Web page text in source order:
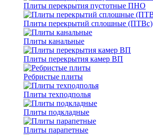
Плиты перекрытия пустотные ПНО
Плиты перекрытий сплошные (ПТВс)
Плиты канальные
Плиты перекрытия камер ВП
Ребристые плиты
Плиты техподполья
Плиты подкладные
Плиты парапетные